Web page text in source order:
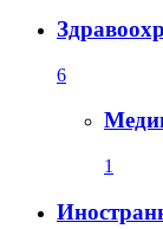
6
1